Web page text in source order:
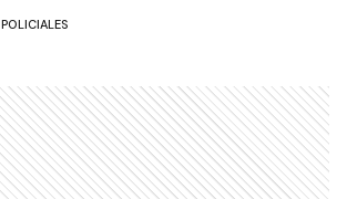
POLICIALES